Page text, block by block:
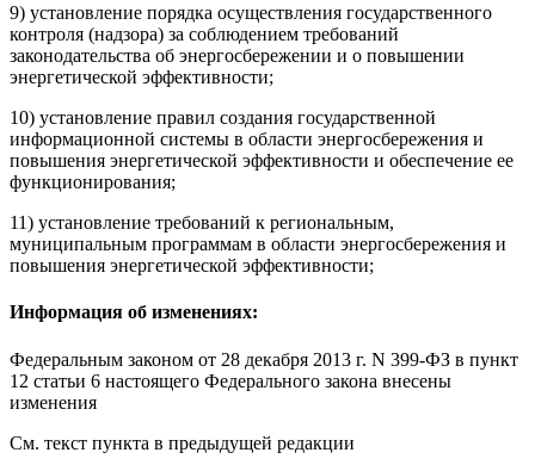
9) установление порядка осуществления государственного
контроля (надзора) за соблюдением требований
законодательства об энергосбережении и о повышении
энергетической эффективности;
10) установление правил создания государственной
информационной системы в области энергосбережения и
повышения энергетической эффективности и обеспечение ее
функционирования;
11) установление требований к региональным,
муниципальным программам в области энергосбережения и
повышения энергетической эффективности;
Информация об изменениях:
Федеральным законом от 28 декабря 2013 г. N 399-ФЗ в пункт
12 статьи 6 настоящего Федерального закона внесены
изменения
См. текст пункта в предыдущей редакции